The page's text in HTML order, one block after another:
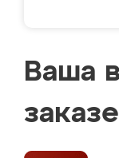
Ваша